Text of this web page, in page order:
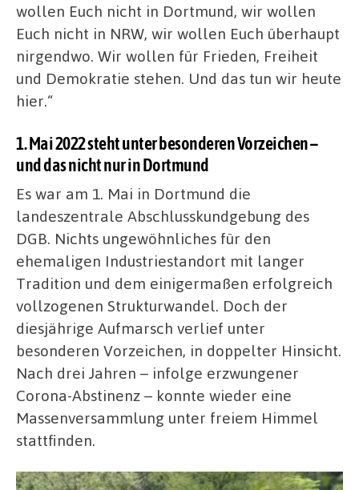
wollen Euch nicht in Dortmund, wir wollen
Euch nicht in NRW, wir wollen Euch überhaupt
nirgendwo. Wir wollen für Frieden, Freiheit
und Demokratie stehen. Und das tun wir heute
hier.“
1. Mai 2022 steht unter besonderen Vorzeichen –
und das nicht nur in Dortmund
Es war am 1. Mai in Dortmund die
landeszentrale Abschlusskundgebung des
DGB. Nichts ungewöhnliches für den
ehemaligen Industriestandort mit langer
Tradition und dem einigermaßen erfolgreich
vollzogenen Strukturwandel. Doch der
diesjährige Aufmarsch verlief unter
besonderen Vorzeichen, in doppelter Hinsicht.
Nach drei Jahren – infolge erzwungener
Corona-Abstinenz – konnte wieder eine
Massenversammlung unter freiem Himmel
stattfinden.